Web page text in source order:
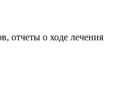
отчеты о ходе лечения